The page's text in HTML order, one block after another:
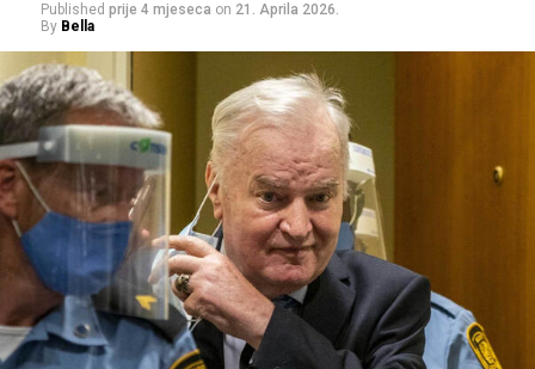
Published prije 4 mjeseca on 21. Aprila 2026.
By Bella